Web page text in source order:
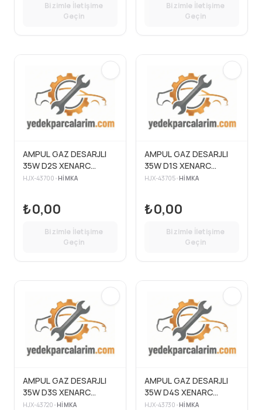
Bizimle İletişime
Geçin
Bizimle İletişime
Geçin
AMPUL GAZ DESARJLI
35W D2S XENARC
STANDART IŞIK 200
HJX-43700 • HIMKA
₺0,00
Bizimle İletişime
Geçin
AMPUL GAZ DESARJLI
35W D1S XENARC
STANDART IŞIK 200
HJX-43705• HIMKA
₺0,00
Bizimle İletişime
Geçin
AMPUL GAZ DESARJLI
35W D3S XENARC
STANDART IŞIK 200
HJX-43720 • HIMKA
AMPUL GAZ DESARJLI
35W D4S XENARC
STANDART IŞIK 200
HJX-43730 • HIMKA